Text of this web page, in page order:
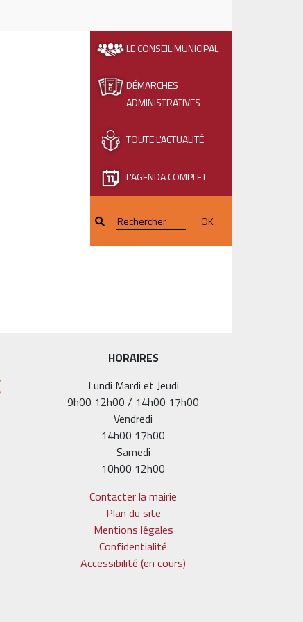
LE CONSEIL MUNICIPAL
DÉMARCHES
ADMINISTRATIVES
TOUTE L'ACTUALITÉ
L'AGENDA COMPLET
OK
HORAIRES
Lundi Mardi et Jeudi
9h00 12h00 / 14h00 17h00
Vendredi
14h00 17h00
Samedi
10h00 12h00
Contacter la mairie
Plan du site
Mentions légales
Confidentialité
Accessibilité (en cours)